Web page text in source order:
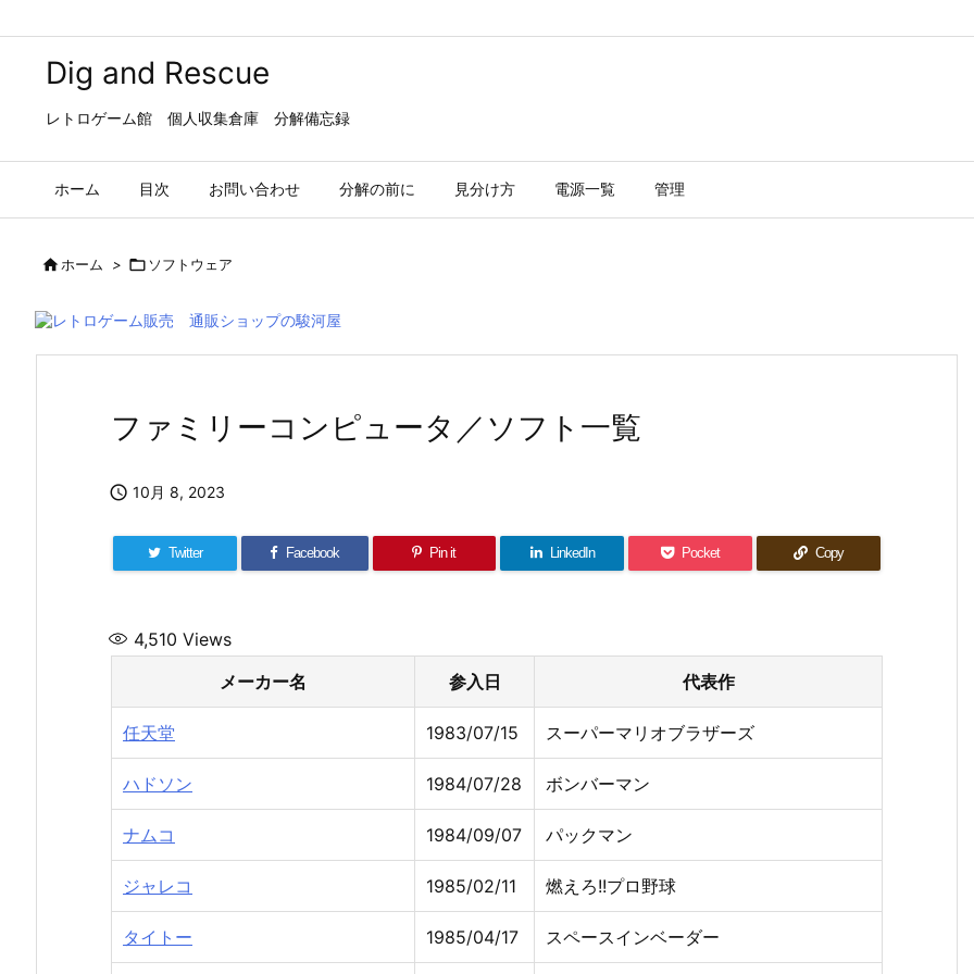
Dig and Rescue
レトロゲーム館 個人収集倉庫 分解備忘録
ホーム 目次 お問い合わせ 分解の前に 見分け方 電源一覧 管理
ホーム >  ソフトウェア
ファミリーコンピュータ／ソフト一覧
 10月 8, 2023
Twitter Facebook Pin it LinkedIn Pocket Copy
4,510 Views
メーカー名
参入日 代表作
任天堂 1983/07/15 スーパーマリオブラザーズ
ハドソン 1984/07/28 ボンバーマン
ナムコ 1984/09/07 パックマン
ジャレコ 1985/02/11 燃えろ!!プロ野球
タイトー 1985/04/17 スペースインベーダー